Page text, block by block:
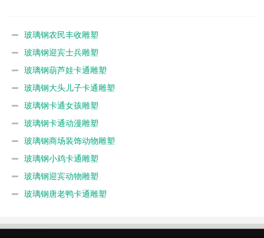
玻璃钢农民丰收雕塑
玻璃钢迎宾士兵雕塑
玻璃钢葫芦娃卡通雕塑
玻璃钢大头儿子卡通雕塑
玻璃钢卡通女孩雕塑
玻璃钢卡通动漫雕塑
玻璃钢商场装饰动物雕塑
玻璃钢小鸡卡通雕塑
玻璃钢迎宾动物雕塑
玻璃钢唐老鸭卡通雕塑